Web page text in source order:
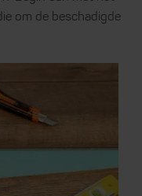
om de beschadigde